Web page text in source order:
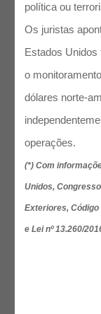
política ou
Os juristas
Estados Unidos
o
dólares norte-
operações.
(*) Com
Unidos,
Exteriores, Código
e Lei nº 13.260/